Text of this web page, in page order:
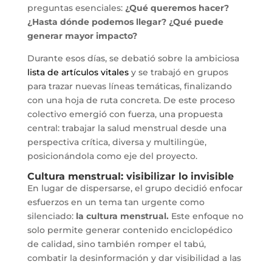
preguntas esenciales: ¿Qué queremos hacer?
¿Hasta dónde podemos llegar? ¿Qué puede
generar mayor impacto?
Durante esos días, se debatió sobre la ambiciosa
lista de artículos vitalesy se trabajó en grupos
para trazar nuevas líneas temáticas, finalizando
con una hoja de ruta concreta. De este proceso
colectivo emergió con fuerza, una propuesta
central: trabajar la salud menstrual desde una
perspectiva crítica, diversa y multilingüe,
posicionándola como eje del proyecto.
Cultura menstrual: visibilizar lo invisible
En lugar de dispersarse, el grupo decidió enfocar
esfuerzos en un tema tan urgente como
silenciado:la cultura menstrual. Este enfoque no
solo permite generar contenido enciclopédico
de calidad, sino también romper el tabú,
combatir la desinformación y dar visibilidad a las